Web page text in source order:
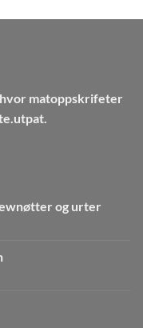
matoppskrifeter
og urter